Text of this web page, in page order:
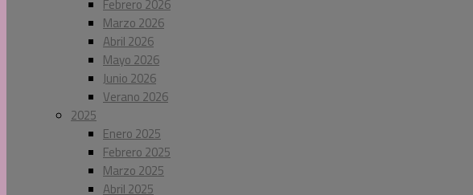
Febrero 2026
Marzo 2026
Abril 2026
Mayo 2026
Junio 2026
Verano 2026
2025
Enero 2025
Febrero 2025
Marzo 2025
Abril 2025